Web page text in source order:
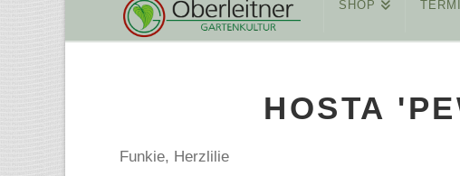
REINHARD
FEBRUAR 16, 2025
SHOP
HOSTA
Funkie, Herzlilie